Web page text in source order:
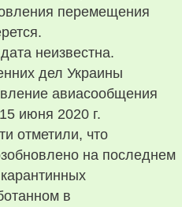
перемещения
неизвестна.
дел Украины
авиасообщения
июня 2020 г.
отметили, что
на последнем
в